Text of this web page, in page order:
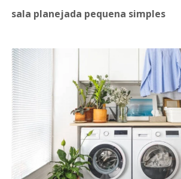
sala planejada pequena simples